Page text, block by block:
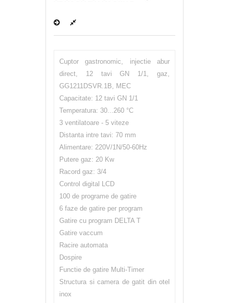
Cuptor gastronomic, injectie abur
direct, 12 tavi GN 1/1, gaz,
GG1211DSVR.1B, MEC
Capacitate: 12 tavi GN 1/1
Temperatura: 30...260 °C
3 ventilatoare - 5 viteze
Distanta intre tavi: 70 mm
Alimentare: 220V/1N/50-60Hz
Putere gaz: 20 Kw
Racord gaz: 3/4
Control digital LCD
100 de programe de gatire
6 faze de gatire per program
Gatire cu program DELTA T
Gatire vaccum
Racire automata
Dospire
Functie de gatire Multi-Timer
Structura si camera de gatit din otel
inox